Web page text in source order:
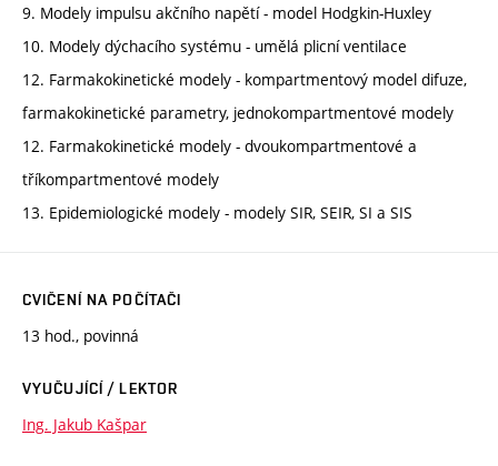
9. Modely impulsu akčního napětí - model Hodgkin-Huxley
10. Modely dýchacího systému - umělá plicní ventilace
12. Farmakokinetické modely - kompartmentový model difuze,
farmakokinetické parametry, jednokompartmentové modely
12. Farmakokinetické modely - dvoukompartmentové a
tříkompartmentové modely
13. Epidemiologické modely - modely SIR, SEIR, SI a SIS
CVIČENÍ NA POČÍTAČI
13 hod., povinná
VYUČUJÍCÍ / LEKTOR
Ing. Jakub Kašpar